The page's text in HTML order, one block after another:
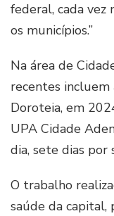
federal, cada vez
os municípios.”
Na área de
recentes
Doroteia, em
UPA Cidade
dia, sete dias por
O trabalho
saúde da capital,